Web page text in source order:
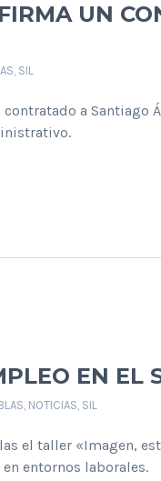
UN
, SIL
a Santiago
EN EL
, NOTICIAS, SIL
el taller «Imagen,
entornos laborales.